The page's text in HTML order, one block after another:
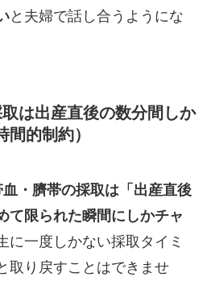
と夫婦で話し合うようにな
は出産直後の数分間しか
的制約）
血・臍帯の採取は「出産直後
て限られた瞬間にしかチャ
に一度しかない採取タイミ
取り戻すことはできませ